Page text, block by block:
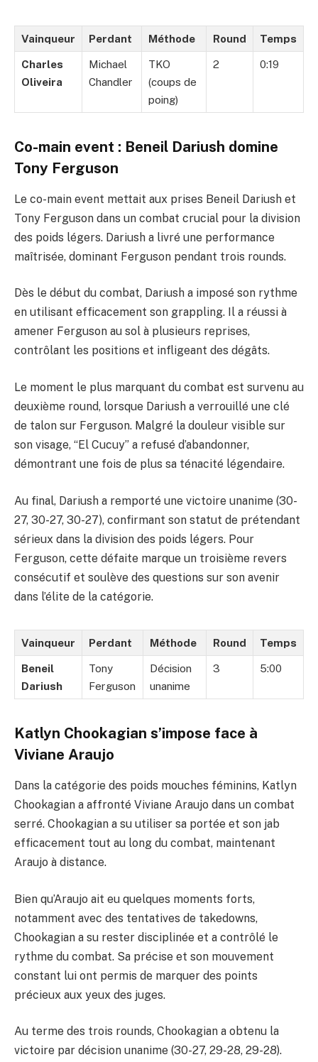
Vainqueur Perdant Méthode Round Temps
Charles
Oliveira
Michael
Chandler
TKO
(coups de
poing)
2 0:19
Co-main event : Beneil Dariush domine
Tony Ferguson
Le co-main event mettait aux prises Beneil Dariush et
Tony Ferguson dans un combat crucial pour la division
des poids légers. Dariush a livré une performance
maîtrisée, dominant Ferguson pendant trois rounds.
Dès le début du combat, Dariush a imposé son rythme
en utilisant efficacement son grappling. Il a réussi à
amener Ferguson au sol à plusieurs reprises,
contrôlant les positions et infligeant des dégâts.
Le moment le plus marquant du combat est survenu au
deuxième round, lorsque Dariush a verrouillé une clé
de talon sur Ferguson. Malgré la douleur visible sur
son visage, “El Cucuy” a refusé d’abandonner,
démontrant une fois de plus sa ténacité légendaire.
Au final, Dariush a remporté une victoire unanime (30-
27, 30-27, 30-27), confirmant son statut de prétendant
sérieux dans la division des poids légers. Pour
Ferguson, cette défaite marque un troisième revers
consécutif et soulève des questions sur son avenir
dans l’élite de la catégorie.
Vainqueur Perdant Méthode Round Temps
Beneil
Dariush
Tony
Ferguson
Décision
unanime
3 5:00
Katlyn Chookagian s’impose face à
Viviane Araujo
Dans la catégorie des poids mouches féminins, Katlyn
Chookagian a affronté Viviane Araujo dans un combat
serré. Chookagian a su utiliser sa portée et son jab
efficacement tout au long du combat, maintenant
Araujo à distance.
Bien qu’Araujo ait eu quelques moments forts,
notamment avec des tentatives de takedowns,
Chookagian a su rester disciplinée et a contrôlé le
rythme du combat. Sa précise et son mouvement
constant lui ont permis de marquer des points
précieux aux yeux des juges.
Au terme des trois rounds, Chookagian a obtenu la
victoire par décision unanime (30-27, 29-28, 29-28).